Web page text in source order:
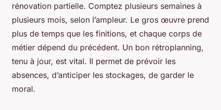
rénovation partielle. Comptez plusieurs semaines à
plusieurs mois, selon l’ampleur. Le gros œuvre prend
plus de temps que les finitions, et chaque corps de
métier dépend du précédent. Un bon rétroplanning,
tenu à jour, est vital. Il permet de prévoir les
absences, d’anticiper les stockages, de garder le
moral.